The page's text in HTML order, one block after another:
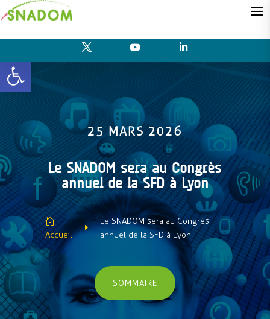
Ouvrir la barre d’outils
25 MARS 2026
Le SNADOM sera au Congrès
annuel de la SFD à Lyon

Accueil
E
Le SNADOM sera au Congrès
annuel de la SFD à Lyon
SOMMAIRE